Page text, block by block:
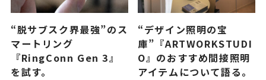
“脱サブスク界最強”のス
マートリング
『RingConn Gen 3』
を試す。
“デザイン照明の宝
庫”『ARTWORKSTUDI
O』のおすすめ間接照明
アイテムについて語る。